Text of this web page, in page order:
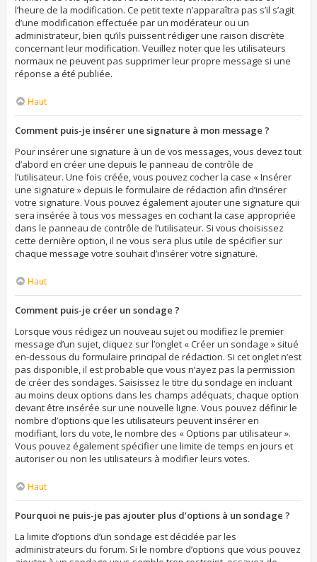
l’heure de la modification. Ce petit texte n’apparaîtra pas s’il s’agit
d’une modification effectuée par un modérateur ou un
administrateur, bien qu’ils puissent rédiger une raison discrète
concernant leur modification. Veuillez noter que les utilisateurs
normaux ne peuvent pas supprimer leur propre message si une
réponse a été publiée.
Haut
Comment puis-je insérer une signature à mon message ?
Pour insérer une signature à un de vos messages, vous devez tout
d’abord en créer une depuis le panneau de contrôle de
l’utilisateur. Une fois créée, vous pouvez cocher la case « Insérer
une signature » depuis le formulaire de rédaction afin d’insérer
votre signature. Vous pouvez également ajouter une signature qui
sera insérée à tous vos messages en cochant la case appropriée
dans le panneau de contrôle de l’utilisateur. Si vous choisissez
cette dernière option, il ne vous sera plus utile de spécifier sur
chaque message votre souhait d’insérer votre signature.
Haut
Comment puis-je créer un sondage ?
Lorsque vous rédigez un nouveau sujet ou modifiez le premier
message d’un sujet, cliquez sur l’onglet « Créer un sondage » situé
en-dessous du formulaire principal de rédaction. Si cet onglet n’est
pas disponible, il est probable que vous n’ayez pas la permission
de créer des sondages. Saisissez le titre du sondage en incluant
au moins deux options dans les champs adéquats, chaque option
devant être insérée sur une nouvelle ligne. Vous pouvez définir le
nombre d’options que les utilisateurs peuvent insérer en
modifiant, lors du vote, le nombre des « Options par utilisateur ».
Vous pouvez également spécifier une limite de temps en jours et
autoriser ou non les utilisateurs à modifier leurs votes.
Haut
Pourquoi ne puis-je pas ajouter plus d’options à un sondage ?
La limite d’options d’un sondage est décidée par les
administrateurs du forum. Si le nombre d’options que vous pouvez